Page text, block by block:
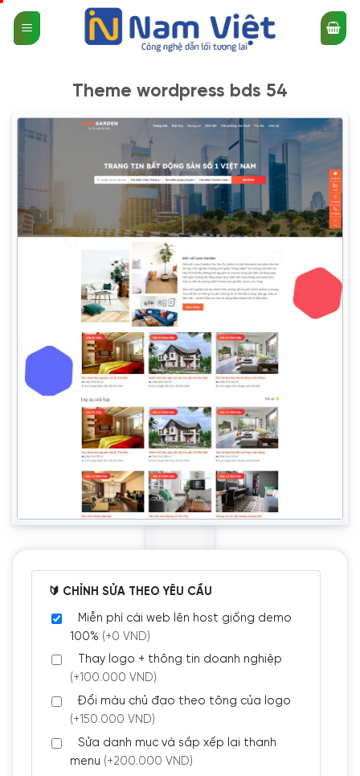
qua
nội
Theme wordpress bds 54
🔰 CHỈNH SỬA THEO YÊU CẦU
Miễn phí cài web lên host giống demo
100% (+0 VND)
Thay logo + thông tin doanh nghiệp
(+100.000 VND)
Đổi màu chủ đạo theo tông của logo
(+150.000 VND)
Sửa danh mục và sắp xếp lại thanh
menu (+200.000 VND)